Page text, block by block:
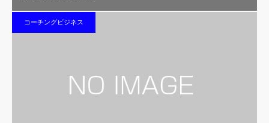
コーチングビジネス